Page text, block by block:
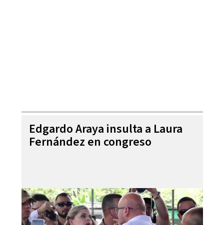
Edgardo Araya insulta a Laura
Fernández en congreso